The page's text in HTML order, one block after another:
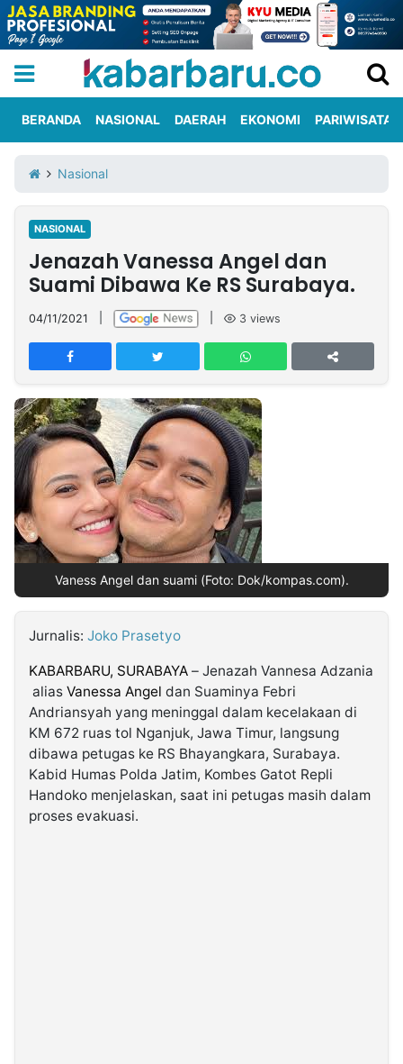
Iklan
Berita
Kami
Nasional
International
Olahraga
Entertainment
Daerah
Pariwisata
Kuliner
Kolom
Network
PT
TREETAN
MULTIMEDIA
INDONESIA
Partner
Insight
NTB
Suara
Time
Lens
IDN
Daily
Jogja
Jalan
Rakyat
Idealita
News
Kita
Notice
Dinamikapost.com
Radar
Baru
Seedbacklink
Follow
Kabarbaru
BERANDA NASIONAL DAERAH EKONOMI PARIWISATA
Nasional
NASIONAL
Jenazah Vanessa Angel dan
Suami Dibawa Ke RS Surabaya.
04/11/2021 3 views
Vaness Angel dan suami (Foto: Dok/kompas.com).
Jurnalis: Joko Prasetyo
KABARBARU, SURABAYA – Jenazah Vannesa Adzania
alias Vanessa Angel dan Suaminya Febri
Andriansyah yang meninggal dalam kecelakaan di
KM 672 ruas tol Nganjuk, Jawa Timur, langsung
dibawa petugas ke RS Bhayangkara, Surabaya.
Kabid Humas Polda Jatim, Kombes Gatot Repli
Handoko menjelaskan, saat ini petugas masih dalam
proses evakuasi.